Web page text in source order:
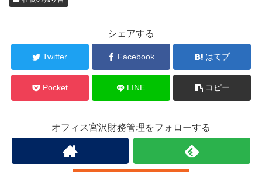
シェアする
Twitter Facebook はてブ
Pocket LINE コピー
オフィス宮沢財務管理をフォローする